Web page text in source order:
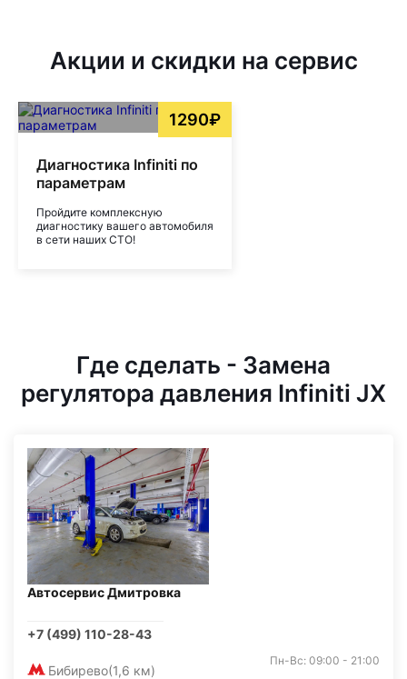
Акции и скидки на сервис
1290₽
Диагностика Infiniti по
параметрам
Пройдите комплексную
диагностику вашего автомобиля
в сети наших СТО!
Где сделать - Замена
регулятора давления Infiniti JX
Автосервис Дмитровка
+7 (499) 110-28-43
Бибирево(1,6 км)
Пн-Вс: 09:00 - 21:00